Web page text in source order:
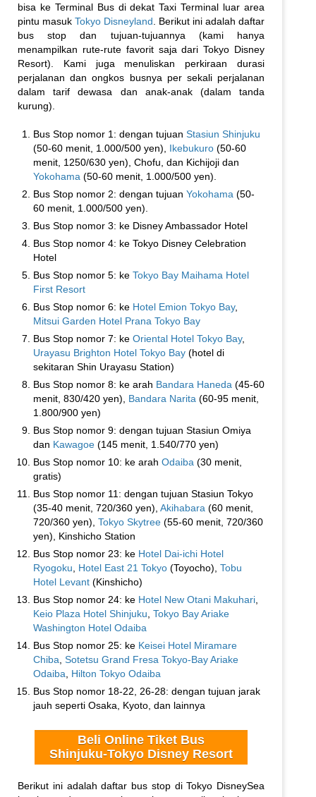
bisa ke Terminal Bus di dekat Taxi Terminal luar area
pintu masuk Tokyo Disneyland . Berikut ini adalah daftar
bus stop dan tujuan-tujuannya (kami hanya
menampilkan rute-rute favorit saja dari Tokyo Disney
Resort). Kami juga menuliskan perkiraan durasi
perjalanan dan ongkos busnya per sekali perjalanan
dalam tarif dewasa dan anak-anak (dalam tanda
kurung).
Bus Stop nomor 1: dengan tujuan Stasiun Shinjuku
(50-60 menit, 1.000/500 yen), Ikebukuro (50-60
menit, 1250/630 yen), Chofu, dan Kichijoji dan
Yokohama (50-60 menit, 1.000/500 yen).
Bus Stop nomor 2: dengan tujuan Yokohama (50-
60 menit, 1.000/500 yen).
Bus Stop nomor 3: ke Disney Ambassador Hotel
Bus Stop nomor 4: ke Tokyo Disney Celebration
Hotel
Bus Stop nomor 5: ke Tokyo Bay Maihama Hotel
First Resort
Bus Stop nomor 6: ke Hotel Emion Tokyo Bay,
Mitsui Garden Hotel Prana Tokyo Bay
Bus Stop nomor 7: ke Oriental Hotel Tokyo Bay,
Urayasu Brighton Hotel Tokyo Bay (hotel di
sekitaran Shin Urayasu Station)
Bus Stop nomor 8: ke arah Bandara Haneda (45-60
menit, 830/420 yen), Bandara Narita (60-95 menit,
1.800/900 yen)
Bus Stop nomor 9: dengan tujuan Stasiun Omiya
dan Kawagoe (145 menit, 1.540/770 yen)
Bus Stop nomor 10: ke arah Odaiba (30 menit,
gratis)
Bus Stop nomor 11: dengan tujuan Stasiun Tokyo
(35-40 menit, 720/360 yen), Akihabara (60 menit,
720/360 yen), Tokyo Skytree (55-60 menit, 720/360
yen), Kinshicho Station
Bus Stop nomor 23: ke Hotel Dai-ichi Hotel
Ryogoku
Hotel East 21 Tokyo (Toyocho), Tobu
Hotel Levant (Kinshicho)
Bus Stop nomor 24: ke Hotel New Otani Makuhari
Keio Plaza Hotel Shinjuku Tokyo Bay Ariake
Washington Hotel Odaiba
Bus Stop nomor 25: ke Keisei Hotel Miramare
Chiba Sotetsu Grand Fresa Tokyo-Bay Ariake
Odaiba
Hilton Tokyo Odaiba
Bus Stop nomor 18-22, 26-28: dengan tujuan jarak
jauh seperti Osaka, Kyoto, dan lainnya
Beli Online Tiket Bus
Shinjuku-Tokyo Disney Resort
Berikut ini adalah daftar bus stop di Tokyo DisneySea